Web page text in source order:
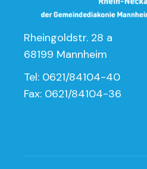
Rheingoldstr. 28 a
68199 Mannheim
Tel: 0621/84104-40
Fax: 0621/84104-36